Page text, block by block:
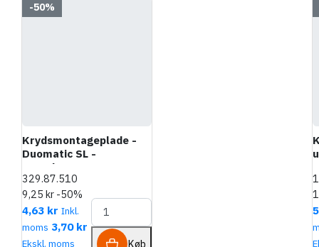
-50%
Krydsmontageplade -
Duomatic SL -
Euroskruer
329.87.510
9,25 kr -50%
4,63 kr Inkl.
moms 3,70 kr
Ekskl. moms Køb